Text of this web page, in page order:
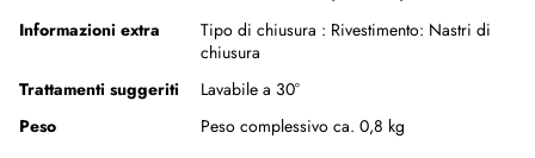
Informazioni extra
Tipo di chiusura : Rivestimento: Nastri di
chiusura
Trattamenti suggeriti
Lavabile a 30°
Peso
Peso complessivo ca. 0,8 kg